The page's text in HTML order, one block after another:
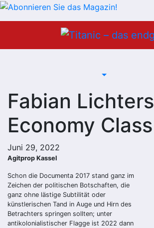
Fabian Lichters
Economy Class
Juni 29, 2022
Agitprop Kassel
Schon die Documenta 2017 stand ganz im
Zeichen der politischen Botschaften, die
ganz ohne lästige Subtilität oder
künstlerischen Tand in Auge und Hirn des
Betrachters springen sollten; unter
antikolonialistischer Flagge ist 2022 dann